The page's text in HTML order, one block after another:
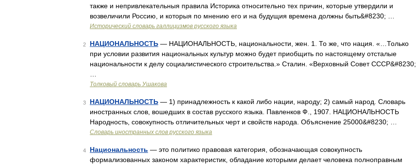
также и непривлекательныя правила Историка относительно тех причин, которые утвердили и
возвеличили Россию, и которыя по мнению его и на будущия времена должны быть&#8230; …
Исторический словарь галлицизмов русского языка
2 НАЦИОНАЛЬНОСТЬ — НАЦИОНАЛЬНОСТЬ, национальности, жен. 1. То же, что нация. «…Только
при условии развития национальных культур можно будет приобщить по настоящему отсталые
национальности к делу социалистического строительства.» Сталин. «Верховный Совет СССР&#8230;
Толковый словарь Ушакова
3 НАЦИОНАЛЬНОСТЬ — 1) принадлежность к какой либо нации, народу; 2) самый народ. Словарь
иностранных слов, вошедших в состав русского языка. Павленков Ф., 1907. НАЦИОНАЛЬНОСТЬ
Народность, совокупность отличительных черт и свойств народа. Объяснение 25000&#8230; …
Словарь иностранных слов русского языка
4 Национальность — это политико правовая категория, обозначающая совокупность
формализованных законом характеристик, обладание которыми делает человека полноправным